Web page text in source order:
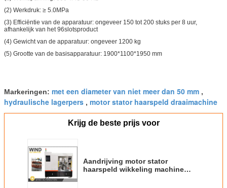
(2) Werkdruk: ≥ 5.0MPa
(3) Efficiëntie van de apparatuur: ongeveer 150 tot 200 stuks per 8 uur,
afhankelijk van het 96­slots­product
(4) Gewicht van de apparatuur: ongeveer 1200 kg
(5) Grootte van de basisapparatuur: 1900*1100*1950 mm
Markeringen: met een diameter van niet meer dan 50 mm ,
hydraulische lagerpers , motor stator haarspeld draaimachine
Krijg de beste prijs voor
Aandrijving motor stator
haarspeld wikkeling machine